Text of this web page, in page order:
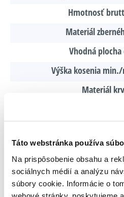
Táto webstránka používa
Na prispôsobenie obsahu a
sociálnych médií a analýzu
súbory cookie. Informácie o
webové stránky, poskytujeme
Hmotnosť
Materiál
Vhodná plocha
Výška kosenia
Materiál
Funkcia
Funkcia
Bočné